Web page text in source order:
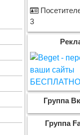
3
Группа
Группа